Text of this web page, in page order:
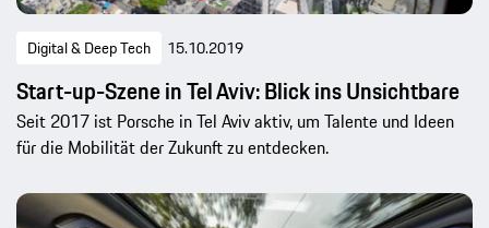
Digital & Deep Tech 15.10.2019
Start-up-Szene in Tel Aviv: Blick ins Unsichtbare
Seit 2017 ist Porsche in Tel Aviv aktiv, um Talente und Ideen
für die Mobilität der Zukunft zu entdecken.